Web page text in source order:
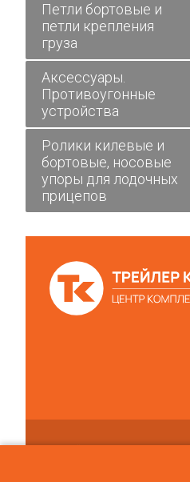
Петли бортовые и
петли крепления
груза
Аксессуары.
Противоугонные
устройства
Ролики килевые и
бортовые, носовые
упоры для лодочных
прицепов